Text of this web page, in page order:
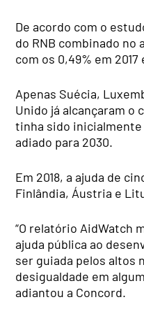
De acordo com o
do RNB combinado no
com os 0,49% em 2017
Apenas Suécia,
Unido já alcançaram o
tinha sido inicialmente
adiado para 2030.
Em 2018, a ajuda de
Finlândia, Áustria e
“O relatório AidWatch
ajuda pública ao
ser guiada pelos altos
desigualdade em
adiantou a Concord.